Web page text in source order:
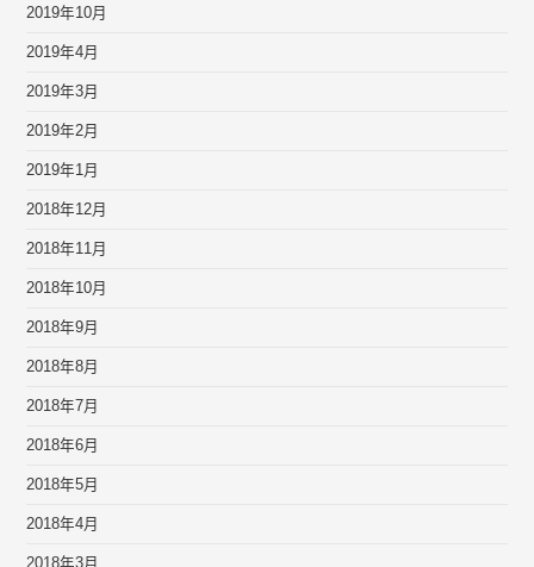
2019年10月
2019年4月
2019年3月
2019年2月
2019年1月
2018年12月
2018年11月
2018年10月
2018年9月
2018年8月
2018年7月
2018年6月
2018年5月
2018年4月
2018年3月